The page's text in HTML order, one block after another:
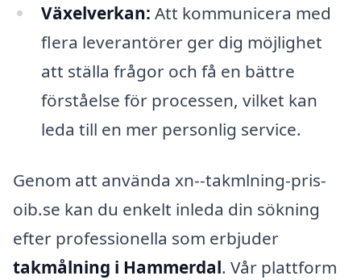
Växelverkan: Att kommunicera med
flera leverantörer ger dig möjlighet
att ställa frågor och få en bättre
förståelse för processen, vilket kan
leda till en mer personlig service.
Genom att använda xn--takmlning-pris-
oib.se kan du enkelt inleda din sökning
efter professionella som erbjuder
takmålning i Hammerdal. Vår plattform